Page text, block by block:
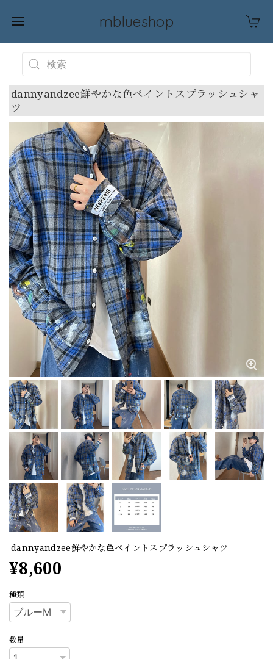
mblueshop
dannyandzee鮮やかな色ペイントスプラッシュシャ
ツ
dannyandzee鮮やかな色ペイントスプラッシュシャツ
¥8,600
種類
数量